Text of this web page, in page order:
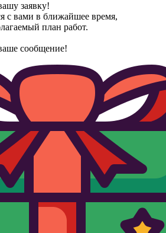
заявку!
с вами в ближайшее время,
план работ.
сообщение!